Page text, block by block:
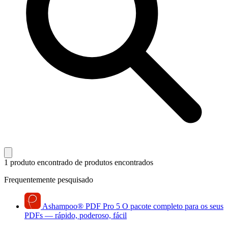
1 produto encontrado de produtos encontrados
Frequentemente pesquisado
Ashampoo® PDF Pro 5 O pacote completo para os seus
PDFs — rápido, poderoso, fácil